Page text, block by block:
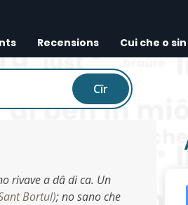
Recensions Cui che o sin
Cîr
rivave a dâ di ca. Un
Bortul);no sano che